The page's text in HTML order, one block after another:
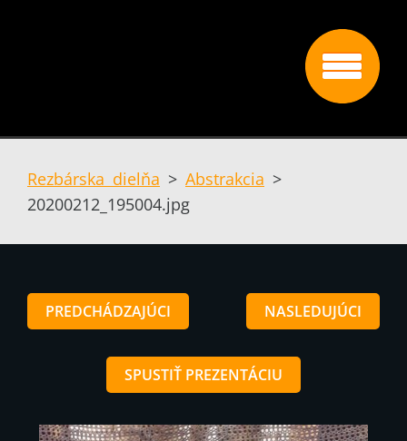
Rezbárska dielňa > Abstrakcia >
20200212_195004.jpg
PREDCHÁDZAJÚCI NASLEDUJÚCI
SPUSTIŤ PREZENTÁCIU